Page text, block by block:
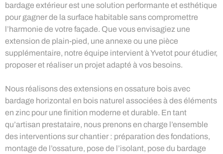
bardage extérieur est une solution performante et esthétique
pour gagner de la surface habitable sans compromettre
l’harmonie de votre façade. Que vous envisagiez une
extension de plain-pied, une annexe ou une pièce
supplémentaire, notre équipe intervient à Yvetot pour étudier,
proposer et réaliser un projet adapté à vos besoins.
Nous réalisons des extensions en ossature bois avec
bardage horizontal en bois naturel associées à des éléments
en zinc pour une finition moderne et durable. En tant
qu’artisan prestataire, nous prenons en charge l’ensemble
des interventions sur chantier : préparation des fondations,
montage de l’ossature, pose de l’isolant, pose du bardage